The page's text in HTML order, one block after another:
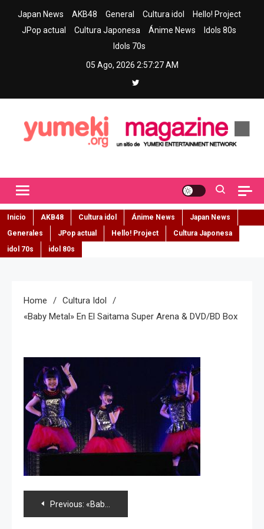
Japan News AKB48 General Cultura idol
Hello! Project
JPop actual
Cultura Japonesa Ánime News
Idols 80s
Idols 70s
05 Ago, 2026 2:57:28 AM
Inicio AKB48 Cultura idol Ánime News
Japan News
Generales
JPop actual Hello! Project
Cultura Japonesa
idol 70s
idol 80s
Home
Cultura Idol
«Baby Metal» En El Saitama Super Arena & DVD/BD Box
Navegación
Previous: «Baby Metal» en el Saitama Super Arena & DVD/BD Box